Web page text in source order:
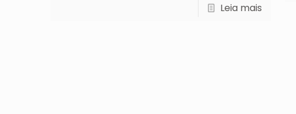
Leia mais